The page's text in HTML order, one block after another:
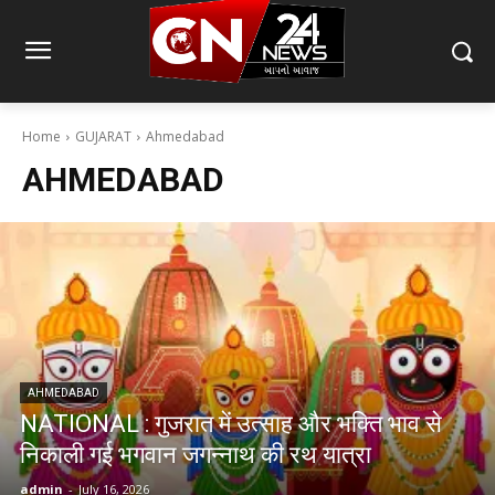
Home GUJARAT Ahmedabad
AHMEDABAD
AHMEDABAD
NATIONAL : गुजरात में उत्साह और भक्ति भाव से
निकाली गई भगवान जगन्नाथ की रथ यात्रा
admin - July 16, 2026